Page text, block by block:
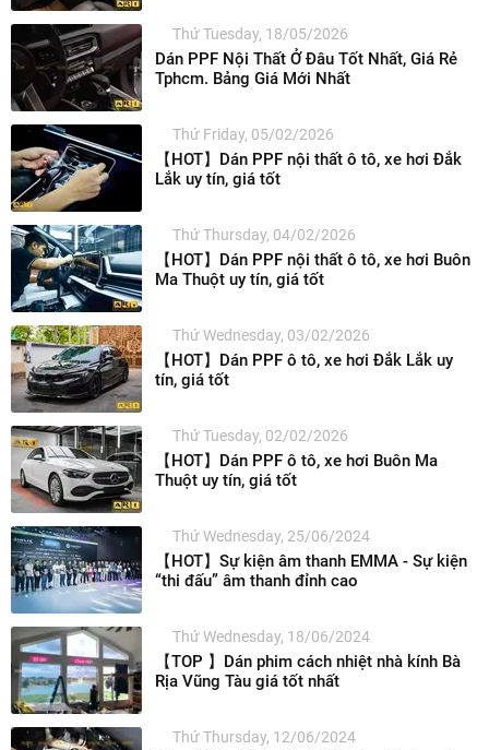
Thứ Tuesday, 18/05/2026
Dán PPF Nội Thất Ở Đâu Tốt Nhất, Giá Rẻ
Tphcm. Bảng Giá Mới Nhất
Thứ Friday, 05/02/2026
【HOT】Dán PPF nội thất ô tô, xe hơi Đắk
Lắk uy tín, giá tốt
Thứ Thursday, 04/02/2026
【HOT】Dán PPF nội thất ô tô, xe hơi Buôn
Ma Thuột uy tín, giá tốt
Thứ Wednesday, 03/02/2026
【HOT】Dán PPF ô tô, xe hơi Đắk Lắk uy
tín, giá tốt
Thứ Tuesday, 02/02/2026
【HOT】Dán PPF ô tô, xe hơi Buôn Ma
Thuột uy tín, giá tốt
Thứ Wednesday, 25/06/2024
【HOT】Sự kiện âm thanh EMMA - Sự kiện
“thi đấu” âm thanh đỉnh cao
Thứ Wednesday, 18/06/2024
【TOP 】Dán phim cách nhiệt nhà kính Bà
Rịa Vũng Tàu giá tốt nhất
Thứ Thursday, 12/06/2024